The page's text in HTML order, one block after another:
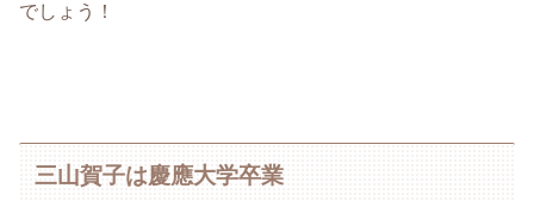
でしょう！
三山賀子は慶應大学卒業